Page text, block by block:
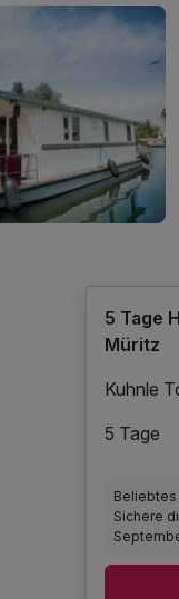
5 Tage
Müritz
Kuhnle
5 Tage
Beliebtes
Sichere